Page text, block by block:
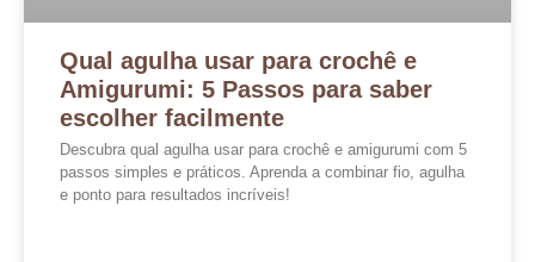
Qual agulha usar para crochê e
Amigurumi: 5 Passos para saber
escolher facilmente
Descubra qual agulha usar para crochê e amigurumi com 5
passos simples e práticos. Aprenda a combinar fio, agulha
e ponto para resultados incríveis!